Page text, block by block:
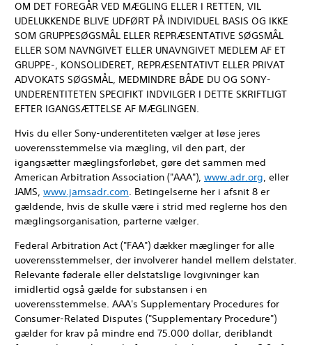
OM DET FOREGÅR VED MÆGLING ELLER I RETTEN, VIL
UDELUKKENDE BLIVE UDFØRT PÅ INDIVIDUEL BASIS OG IKKE
SOM GRUPPESØGSMÅL ELLER REPRÆSENTATIVE SØGSMÅL
ELLER SOM NAVNGIVET ELLER UNAVNGIVET MEDLEM AF ET
GRUPPE-, KONSOLIDERET, REPRÆSENTATIVT ELLER PRIVAT
ADVOKATS SØGSMÅL, MEDMINDRE BÅDE DU OG SONY-
UNDERENTITETEN SPECIFIKT INDVILGER I DETTE SKRIFTLIGT
EFTER IGANGSÆTTELSE AF MÆGLINGEN.
Hvis du eller Sony-underentiteten vælger at løse jeres
uoverensstemmelse via mægling, vil den part, der
igangsætter mæglingsforløbet, gøre det sammen med
American Arbitration Association ("AAA"), www.adr.org, eller
JAMS, www.jamsadr.com. Betingelserne her i afsnit 8 er
gældende, hvis de skulle være i strid med reglerne hos den
mæglingsorganisation, parterne vælger.
Federal Arbitration Act ("FAA") dækker mæglinger for alle
uoverensstemmelser, der involverer handel mellem delstater.
Relevante føderale eller delstatslige lovgivninger kan
imidlertid også gælde for substansen i en
uoverensstemmelse. AAA's Supplementary Procedures for
Consumer-Related Disputes ("Supplementary Procedure")
gælder for krav på mindre end 75.000 dollar, deriblandt